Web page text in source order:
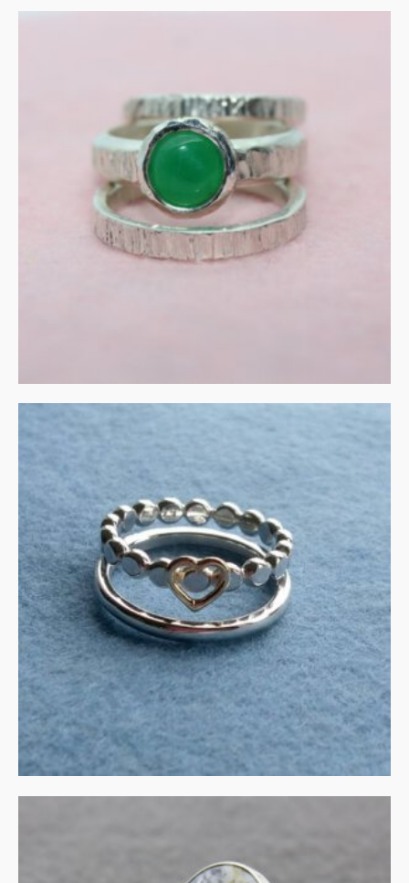
Stapelringen in zilver met
aventurijn
€180.00
Gouden hart op zilveren
stapelringen
€165.00
IN WINKELMAND